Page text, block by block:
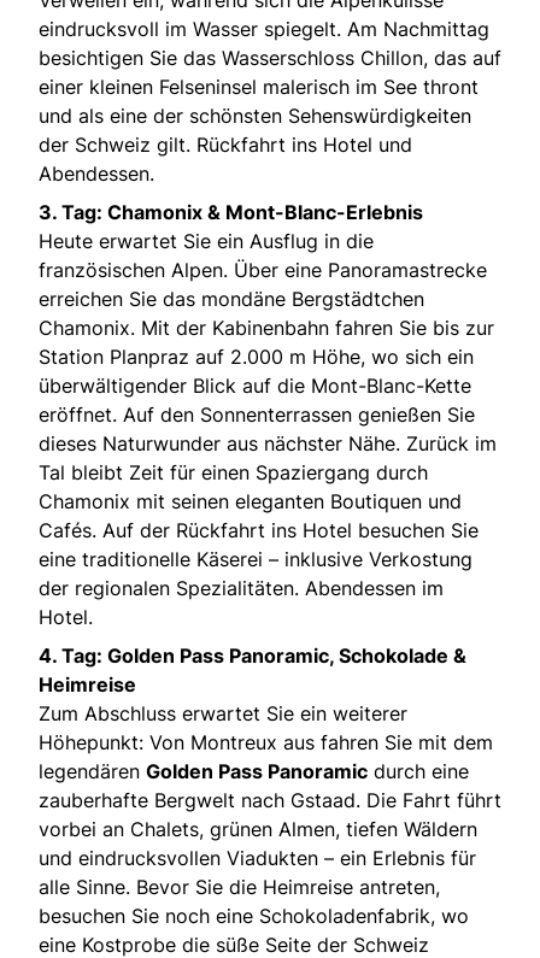
eindrucksvoll im Wasser spiegelt. Am Nachmittag
besichtigen Sie das Wasserschloss Chillon, das auf
einer kleinen Felseninsel malerisch im See thront
und als eine der schönsten Sehenswürdigkeiten
der Schweiz gilt. Rückfahrt ins Hotel und
Abendessen.
3. Tag: Chamonix & Mont-Blanc-Erlebnis
Heute erwartet Sie ein Ausflug in die
französischen Alpen. Über eine Panoramastrecke
erreichen Sie das mondäne Bergstädtchen
Chamonix. Mit der Kabinenbahn fahren Sie bis zur
Station Planpraz auf 2.000 m Höhe, wo sich ein
überwältigender Blick auf die Mont-Blanc-Kette
eröffnet. Auf den Sonnenterrassen genießen Sie
dieses Naturwunder aus nächster Nähe. Zurück im
Tal bleibt Zeit für einen Spaziergang durch
Chamonix mit seinen eleganten Boutiquen und
Cafés. Auf der Rückfahrt ins Hotel besuchen Sie
eine traditionelle Käserei – inklusive Verkostung
der regionalen Spezialitäten. Abendessen im
Hotel.
4. Tag: Golden Pass Panoramic, Schokolade &
Heimreise
Zum Abschluss erwartet Sie ein weiterer
Höhepunkt: Von Montreux aus fahren Sie mit dem
legendären Golden Pass Panoramic durch eine
zauberhafte Bergwelt nach Gstaad. Die Fahrt führt
vorbei an Chalets, grünen Almen, tiefen Wäldern
und eindrucksvollen Viadukten – ein Erlebnis für
alle Sinne. Bevor Sie die Heimreise antreten,
besuchen Sie noch eine Schokoladenfabrik, wo
eine Kostprobe die süße Seite der Schweiz